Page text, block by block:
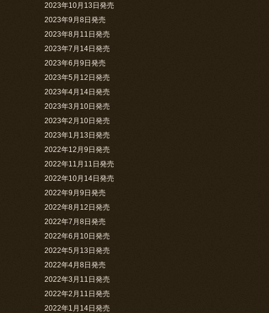
2023年10月13日発売
2023年9月8日発売
2023年8月11日発売
2023年7月14日発売
2023年6月9日発売
2023年5月12日発売
2023年4月14日発売
2023年3月10日発売
2023年2月10日発売
2023年1月13日発売
2022年12月9日発売
2022年11月11日発売
2022年10月14日発売
2022年9月9日発売
2022年8月12日発売
2022年7月8日発売
2022年6月10日発売
2022年5月13日発売
2022年4月8日発売
2022年3月11日発売
2022年2月11日発売
2022年1月14日発売